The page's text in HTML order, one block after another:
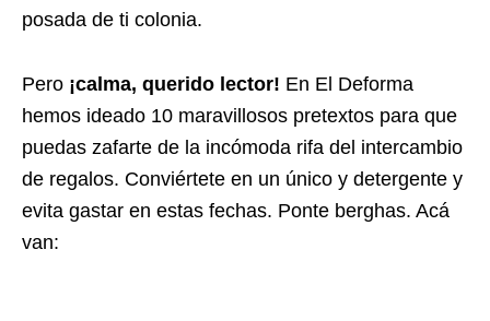
posada de ti colonia.
Pero ¡calma, querido lector! En El Deforma
hemos ideado 10 maravillosos pretextos para que
puedas zafarte de la incómoda rifa del intercambio
de regalos. Conviértete en un único y detergente y
evita gastar en estas fechas. Ponte berghas. Acá
van: